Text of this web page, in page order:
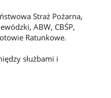
Straż Pożarna,
ABW, CBŚP,
Ratunkowe.
służbami i